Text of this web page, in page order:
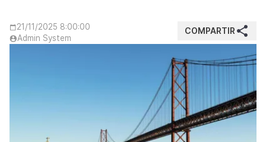
21/11/2025 8:00:00
Admin System
COMPARTIR